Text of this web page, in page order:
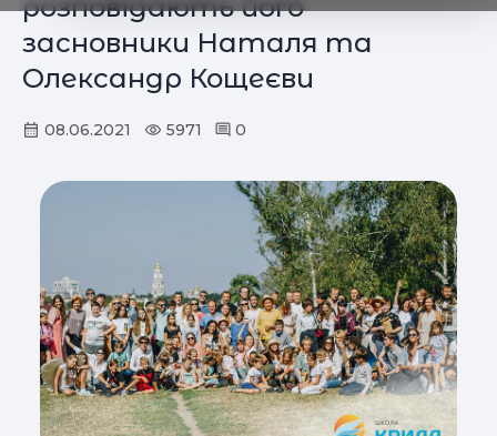
розповідають його
засновники Наталя та
Олександр Кощеєви
08.06.2021 5971 0